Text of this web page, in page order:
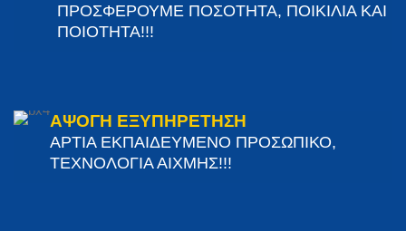
ΠΡΟΣΦΕΡΟΥΜΕ ΠΟΣΟΤΗΤΑ, ΠΟΙΚΙΛΙΑ ΚΑΙ
ΠΟΙΟΤΗΤΑ!!!
ΑΨΟΓΗ ΕΞΥΠΗΡΕΤΗΣΗ
ΑΡΤΙΑ ΕΚΠΑΙΔΕΥΜΕΝΟ ΠΡΟΣΩΠΙΚΟ,
ΤΕΧΝΟΛΟΓΙΑ ΑΙΧΜΗΣ!!!